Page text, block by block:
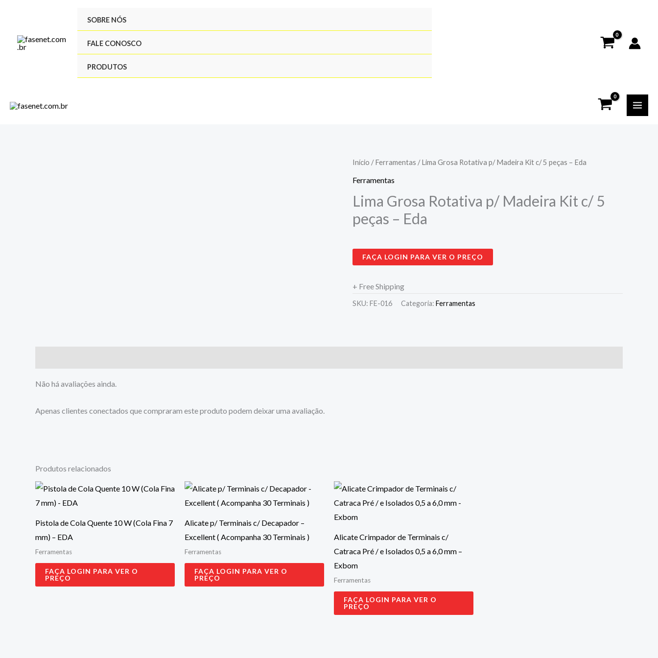
conteúdo
SOBRE NÓS
FALE CONOSCO
PRODUTOS
Início /Ferramentas / Lima Grosa Rotativa p/ Madeira Kit c/ 5 peças – Eda
Ferramentas
Lima Grosa Rotativa p/ Madeira Kit c/ 5
peças – Eda
FAÇA LOGIN PARA VER O PREÇO
+ Free Shipping
SKU: FE-016 Categoria: Ferramentas
Não há avaliações ainda.
Apenas clientes conectados que compraram este produto podem deixar uma avaliação.
Produtos relacionados
Pistola de Cola Quente 10 W (Cola Fina 7
mm) – EDA
Ferramentas
FAÇA LOGIN PARA VER O
PREÇO
Alicate p/ Terminais c/ Decapador –
Excellent ( Acompanha 30 Terminais )
Ferramentas
FAÇA LOGIN PARA VER O
PREÇO
Alicate Crimpador de Terminais c/
Catraca Pré / e Isolados 0,5 a 6,0 mm –
Exbom
Ferramentas
FAÇA LOGIN PARA VER O
PREÇO